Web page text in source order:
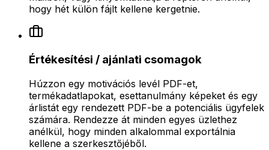
hogy hét külön fájlt kellene kergetnie.
Értékesítési / ajánlati csomagok
Húzzon egy motivációs levél PDF-et,
termékadatlapokat, esettanulmány képeket és egy
árlistát egy rendezett PDF-be a potenciális ügyfelek
számára. Rendezze át minden egyes üzlethez
anélkül, hogy minden alkalommal exportálnia
kellene a szerkesztőjéből.